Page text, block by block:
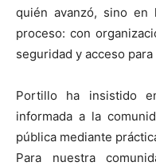
quién avanzó, sino
proceso: con
seguridad y acceso
Portillo ha insistido
informada a la
pública mediante
Para nuestra